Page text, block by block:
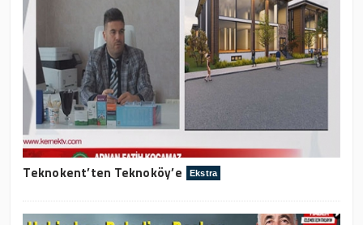
Teknokent’ten Teknoköy’e Ekstra